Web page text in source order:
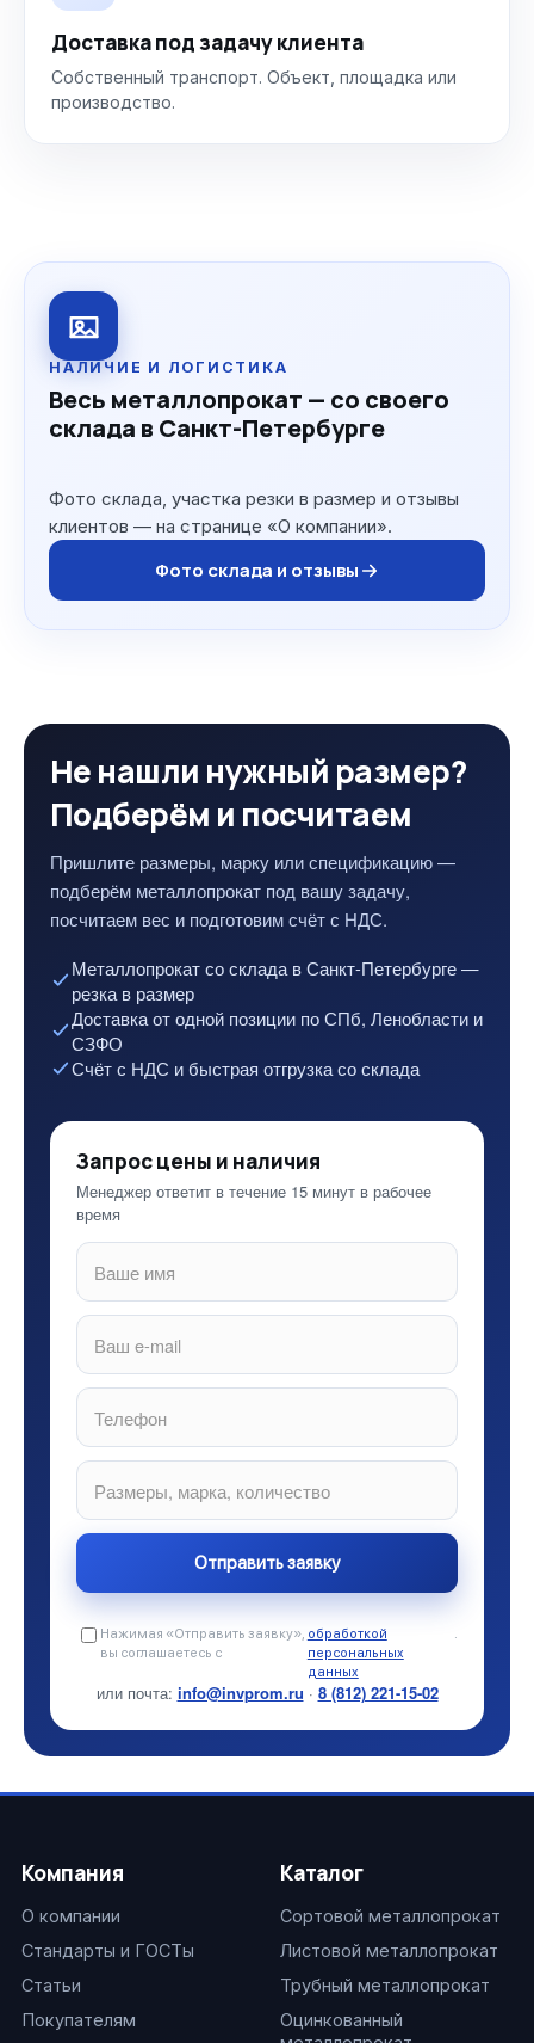
Доставка под задачу клиента
Собственный транспорт. Объект, площадка или
производство.
НАЛИЧИЕ И ЛОГИСТИКА
Весь металлопрокат — со своего
склада в Санкт-Петербурге
Фото склада, участка резки в размер и отзывы
клиентов — на странице «О компании».
Фото склада и отзывы
Не нашли нужный размер?
Подберём и посчитаем
Пришлите размеры, марку или спецификацию —
подберём металлопрокат под вашу задачу,
посчитаем вес и подготовим счёт с НДС.
Металлопрокат со склада в Санкт-Петербурге —
резка в размер
Доставка от одной позиции по СПб, Ленобласти и
СЗФО
Счёт с НДС и быстрая отгрузка со склада
Запрос цены и наличия
Менеджер ответит в течение 15 минут в рабочее
время
Нажимая «Отправить заявку»,
вы соглашаетесь с
обработкой
персональных
данных
.
или почта: info@invprom.ru · 8 (812) 221-15-02
Компания
О компании
Стандарты и ГОСТы
Статьи
Покупателям
Каталог
Сортовой металлопрокат
Листовой металлопрокат
Трубный металлопрокат
Оцинкованный